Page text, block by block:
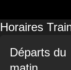
Horaires
Départs du